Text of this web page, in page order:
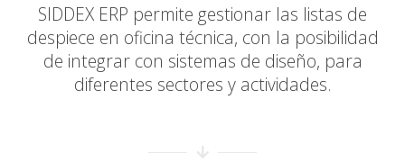
SIDDEX ERP permite gestionar las listas de
despiece en oficina técnica, con la posibilidad
de integrar con sistemas de diseño, para
diferentes sectores y actividades.